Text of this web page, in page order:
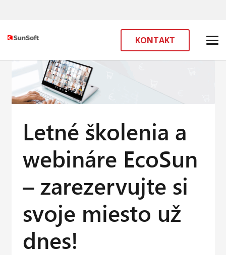
KONTAKT
Letné školenia a
webináre EcoSun
– zarezervujte si
svoje miesto už
dnes!